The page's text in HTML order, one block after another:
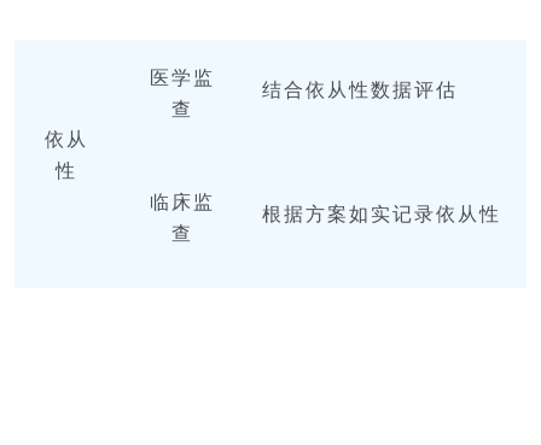
依从
性
医学监
查
结合依从性数据评估
临床监
查
根据方案如实记录依从性